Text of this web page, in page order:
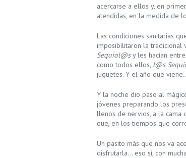
acercarse a ellos y, en
atendidas, en la medida de
Las condiciones sanitarias
imposibilitaron la tradicional
Sequiol@sy les hacían
como todos ellos, l@s
juguetes. Y el año que
Y la noche dio paso al
jóvenes preparando los
llenos de nervios, a la cama
que, en los tiempos que
Un pasito más que nos va
disfrutarla… eso sí, con